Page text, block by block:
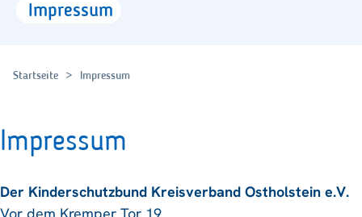
Impressum
Startseite Impressum
Impressum
Der Kinderschutzbund Kreisverband Ostholstein e.V.
Vor dem Kremper Tor 19